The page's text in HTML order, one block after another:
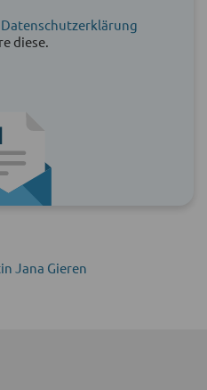
Datenschutzerklärung
diese.
Jana Gieren